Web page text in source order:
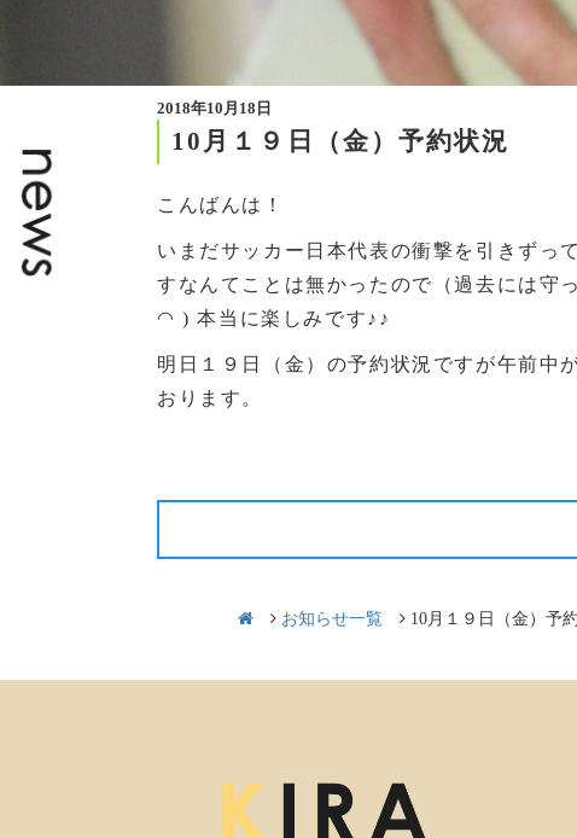
2018年10月18日
10月１９日（金）予約状況
こんばんは！
いまだサッカー日本代表の衝撃を引きずっ
すなんてことは無かったので（過去には
◠ ) 本当に楽しみです♪♪
明日１９日（金）の予約状況ですが午前中
おります。
お知らせ一覧 10月１９日（金）予